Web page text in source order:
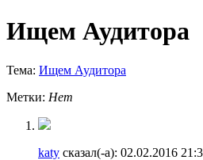
Ищем Аудитора
Тема: Ищем Аудитора
Метки: Нет
katy сказал(-а): 02.02.2016